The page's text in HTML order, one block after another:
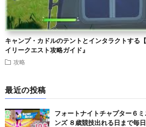
キャンプ・カドルのテントとインタラクトする
イリークエスト攻略ガイド』
攻略
最近の投稿
フォートナイトチャプター６
ンズ ８歳競技出れる日まで毎